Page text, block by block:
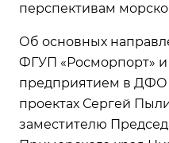
перспективам
Об основных
ФГУП «Росморпорт»
предприятием в ДФО
проектах Сергей
заместителю